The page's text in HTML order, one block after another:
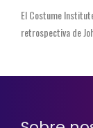
El Costume
retrospectiva de